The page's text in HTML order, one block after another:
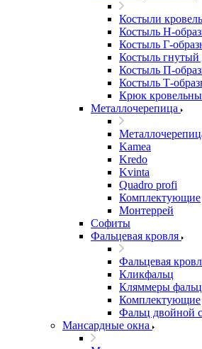
Костыли
Костыль H-
Костыль Г-
Костыль гнутый
Костыль П-
Костыль Т-
Крюк
Металлочерепица
Kamea
Kredo
Kvinta
Quadro profi
Комплектующие
Монтеррей
Софиты
Фальцевая кровля
Фальцевая
Кликфальц
Кляммеры
Комплектующие
Фальц двойной
Мансардные окна